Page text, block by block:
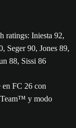
FC 26 con
Team™ y modo